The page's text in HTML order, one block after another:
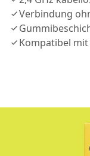
Verbindung
Kompatibel